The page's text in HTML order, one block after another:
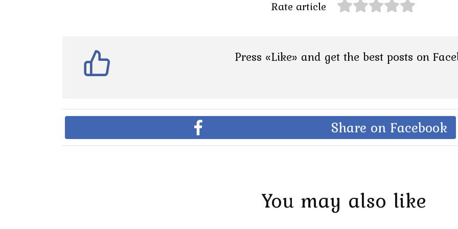
Rate article
Press «Like» and get the best posts on
Share on Facebook
You may also like